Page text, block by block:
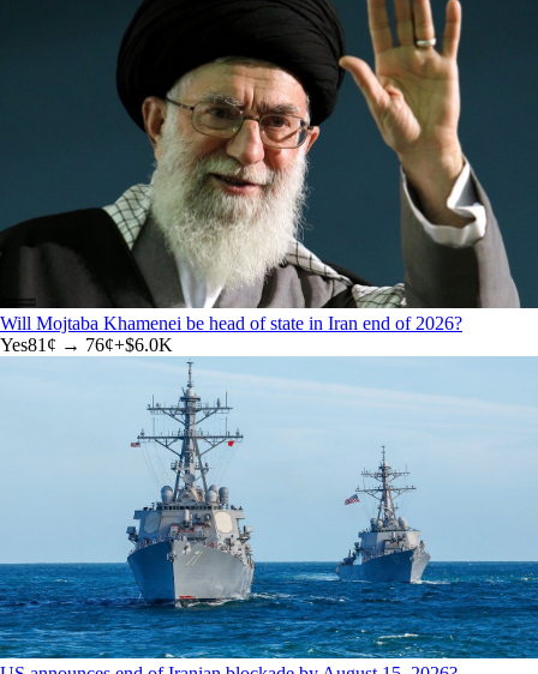
Will Mojtaba Khamenei be head of state in Iran end of 2026?
Yes81 ¢ → 76¢+$6.0K